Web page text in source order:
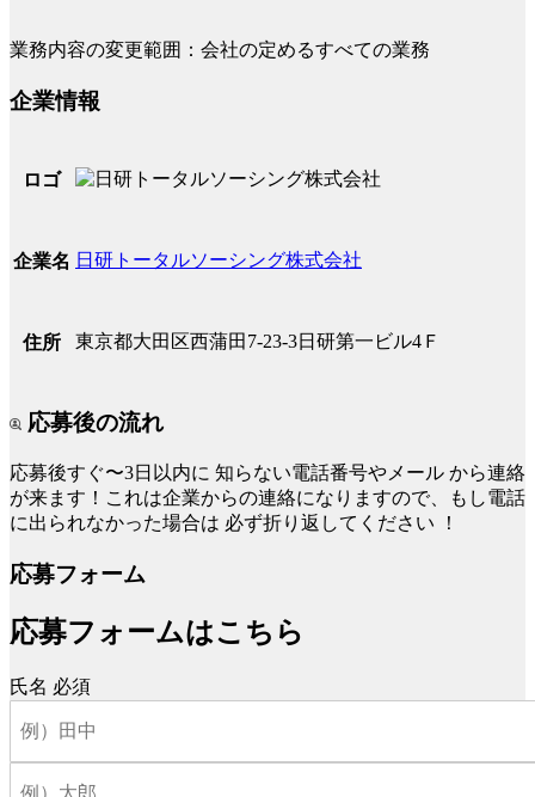
業務内容の変更範囲：会社の定めるすべての業務
企業情報
ロゴ
企業名 日研トータルソーシング株式会社
住所 東京都大田区西蒲田7-23-3日研第一ビル4Ｆ
応募後の流れ
応募後すぐ〜3日以内に 知らない電話番号やメール から連絡
が来ます！これは企業からの連絡になりますので、もし電話
に出られなかった場合は 必ず折り返してください ！
応募フォーム
応募フォームはこちら
氏名 必須